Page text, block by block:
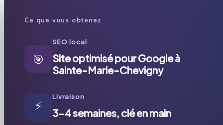
Ce que vous obtenez
🎯
SEO local
Site optimisé pour Google à
Sainte-Marie-Chevigny
⚡
Livraison
3-4 semaines, clé en main